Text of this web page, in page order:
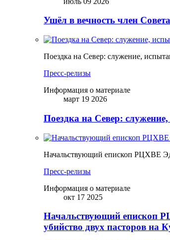
Ушёл в вечность член
Поездка на Север: служение,
Пресс-релизы
Информация о материале
март 19 2026
Поездка на Север:
Начальствующий епископ РЦХВЕ
Пресс-релизы
Информация о материале
окт 17 2025
Начальствующий епископ
убийство двух пасторов на